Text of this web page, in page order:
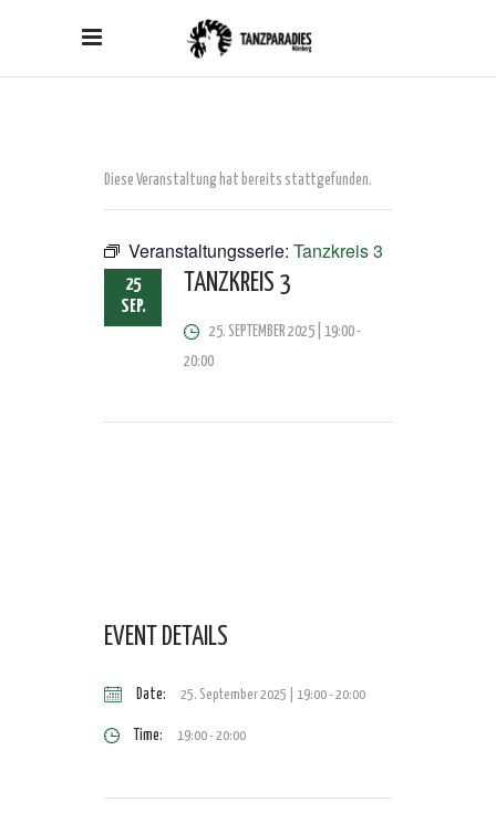
Diese Veranstaltung hat bereits stattgefunden.
Veranstaltungsserie: Tanzkreis 3
25
SEP.
TANZKREIS 3
25. SEPTEMBER 2025 | 19:00-
20:00
EVENT DETAILS
Date: 25. September 2025 | 19:00-20:00
Time: 19:00 - 20:00